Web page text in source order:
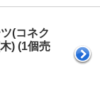
(コネク
) (1個売